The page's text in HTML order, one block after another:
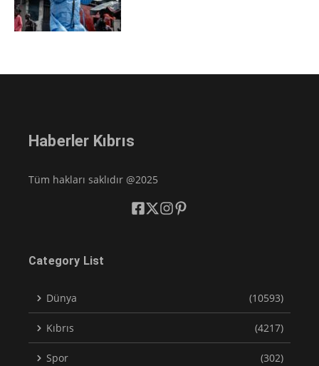
Haberler Kıbrıs
Tüm hakları saklıdır @2025
Category List
Dünya (10593)
Kıbrıs (4217)
Spor (302)